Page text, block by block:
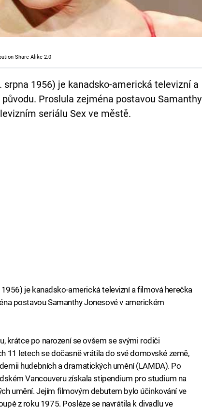
Share Alike 2.0
1956) je kanadsko-americká televizní a
Proslula zejména postavou Samanthy
seriálu Sex ve městě.
je kanadsko-americká televizní a filmová herečka
postavou Samanthy Jonesové v americkém
krátce po narození se ovšem se svými rodiči
11 letech se dočasně vrátila do své domovské země,
hudebních a dramatických umění (LAMDA). Po
Vancouveru získala stipendium pro studium na
umění. Jejím filmovým debutem bylo účinkování ve
z roku 1975. Posléze se navrátila k divadlu ve